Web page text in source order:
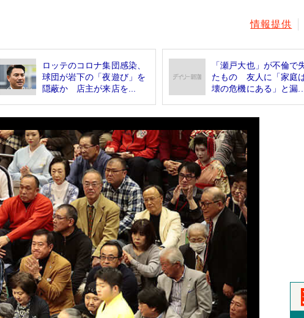
情報提供
ロッテのコロナ集団感染、
球団が岩下の「夜遊び」を
隠蔽か 店主が来店を...
「瀬戸大也」が不倫で
たもの 友人に「家庭
壊の危機にある」と漏...